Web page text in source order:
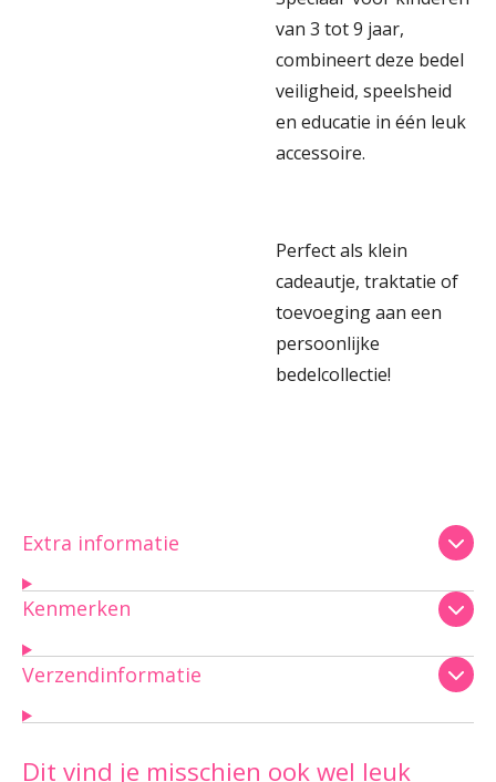
van 3 tot 9 jaar,
combineert deze bedel
veiligheid, speelsheid
en educatie in één leuk
accessoire.
Perfect als klein
cadeautje, traktatie of
toevoeging aan een
persoonlijke
bedelcollectie!
Extra informatie
Kenmerken
Verzendinformatie
Dit vind je misschien ook wel leuk